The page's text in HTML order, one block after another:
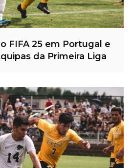
FIFA 25 em Portugal e
da Primeira Liga